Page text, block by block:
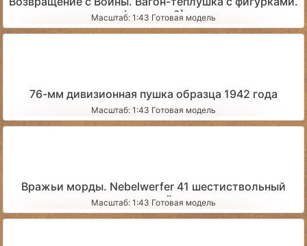
(вариант 2)
Масштаб: 1:43 Готовая модель
76-мм дивизионная пушка образца 1942 года
Масштаб: 1:43 Готовая модель
Вражьи морды. Nebelwerfer 41 шестиствольный
миномёт
Масштаб: 1:43 Готовая модель